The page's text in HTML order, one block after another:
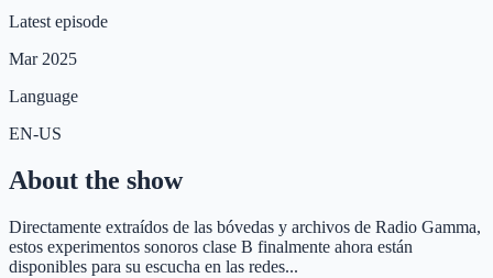
Latest episode
Mar 2025
Language
EN-US
About the show
Directamente extraídos de las bóvedas y archivos de Radio Gamma,
estos experimentos sonoros clase B finalmente ahora están
disponibles para su escucha en las redes...